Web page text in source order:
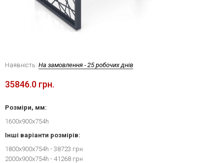
Наявність: На замовлення - 25 робочих днів
35846.0 грн.
Розміри, мм:
1600x900x754h
Інші варіанти розмірів:
1800x900x754h - 38723 грн
2000x900x754h - 41268 грн